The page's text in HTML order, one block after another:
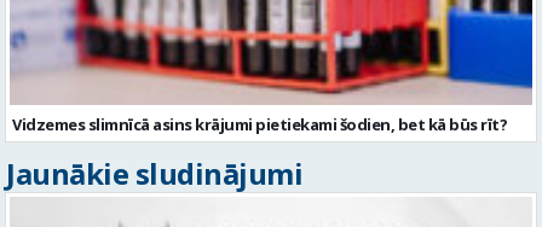
Vidzemes slimnīcā asins krājumi pietiekami šodien, bet kā būs rīt?
Jaunākie sludinājumi